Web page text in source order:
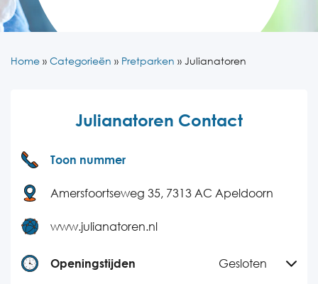
Home » Categorieën » Pretparken » Julianatoren
Julianatoren Contact
Toon nummer
Amersfoortseweg 35, 7313 AC Apeldoorn
www.julianatoren.nl
Openingstijden Gesloten